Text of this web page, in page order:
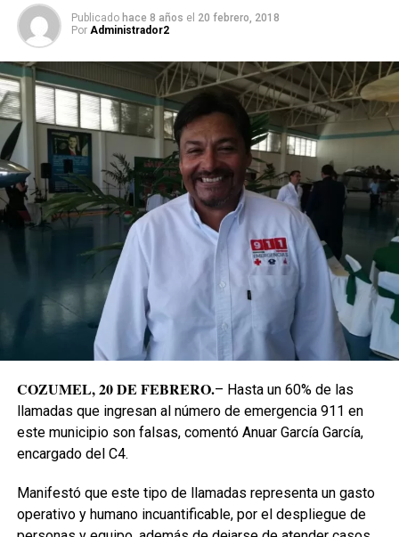
Publicado hace 8 años el 20 febrero, 2018
Por Administrador2
COZUMEL, 20 DE FEBRERO.– Hasta un 60% de las
llamadas que ingresan al número de emergencia 911 en
este municipio son falsas, comentó Anuar García García,
encargado del C4.
Manifestó que este tipo de llamadas representa un gasto
operativo y humano incuantificable, por el despliegue de